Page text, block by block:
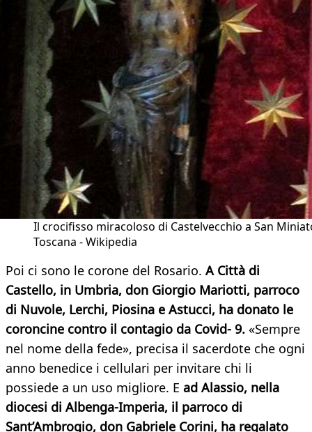
Il crocifisso miracoloso di Castelvecchio a San
Toscana - Wikipedia
Poi ci sono le corone del Rosario. A Città di
Castello, in Umbria, don Giorgio Mariotti, parroco
di Nuvole, Lerchi, Piosina e Astucci, ha donato le
coroncine contro il contagio da Covid- 9. «Sempre
nel nome della fede», precisa il sacerdote che ogni
anno benedice i cellulari per invitare chi li
possiede a un uso migliore. E ad Alassio, nella
diocesi di Albenga-Imperia, il parroco di
Sant’Ambrogio, don Gabriele Corini, ha regalato